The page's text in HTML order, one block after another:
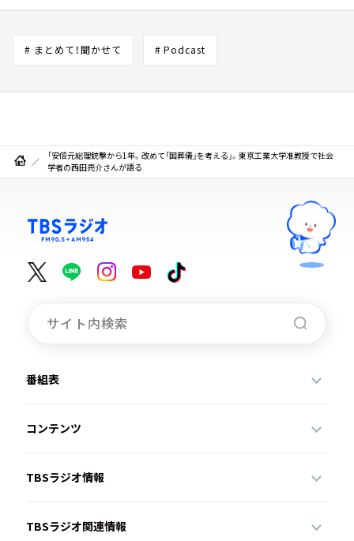
# まとめて！聞かせて # Podcast
「安倍元総理銃撃から1年。改めて「国葬儀」を考える」。東京工業大学准教授で社会
学者の西田亮介さんが語る
番組表
コンテンツ
TBSラジオ情報
TBSラジオ関連情報